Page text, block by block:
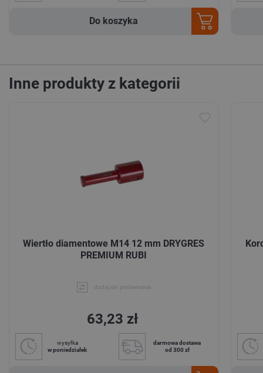
Do koszyka
Inne produkty z kategorii
Wiertło diamentowe M14 12 mm DRYGRES
PREMIUM RUBI
dodaj do porównania
63,23 zł
wysyłka
w poniedziałek
darmowa dostawa
od 300 zł